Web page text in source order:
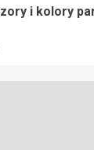
i kolory